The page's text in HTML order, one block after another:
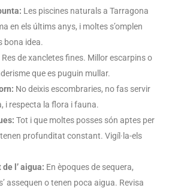
Les piscines naturals a Tarragona
en els últims anys, i moltes s’omplen
bona idea.
Res de xancletes fines. Millor escarpins o
que es puguin mullar.
No deixis escombraries, no fas servir
i respecta la flora i fauna.
Tot i que moltes posses són aptes per
profunditat constant. Vigíl·la-els
l’ aigua: En èpoques de sequera,
assequen o tenen poca aigua. Revisa